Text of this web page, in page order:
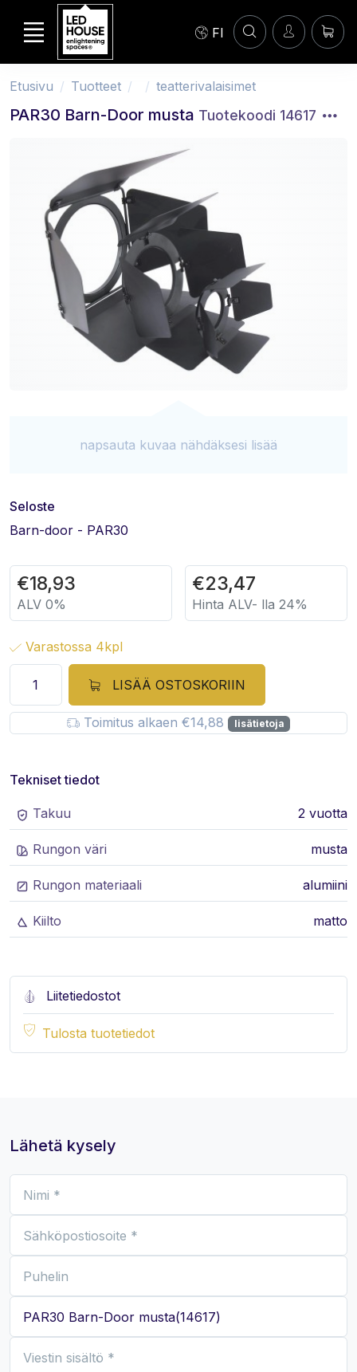
FI
Etusivu Tuotteet teatterivalaisimet
PAR30 Barn-Door musta Tuotekoodi 14617
napsauta kuvaa nähdäksesi lisää
Seloste
Barn-door - PAR30
€18,93
ALV 0%
€23,47
Hinta ALV- lla 24%
Varastossa 4kpl
LISÄÄ OSTOSKORIIN
Toimitus alkaen €14,88 lisätietoja
Tekniset tiedot
Takuu 2 vuotta
Rungon väri musta
Rungon materiaali alumiini
Kiilto matto
Liitetiedostot
Tulosta tuotetiedot
Lähetä kysely